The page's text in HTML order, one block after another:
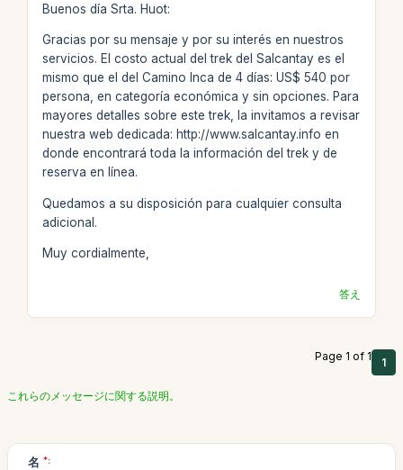
Buenos día Srta. Huot:
Gracias por su mensaje y por su interés en nuestros
servicios. El costo actual del trek del Salcantay es el
mismo que el del Camino Inca de 4 días: US$ 540 por
persona, en categoría económica y sin opciones. Para
mayores detalles sobre este trek, la invitamos a revisar
nuestra web dedicada: http://www.salcantay.info en
donde encontrará toda la información del trek y de
reserva en línea.
Quedamos a su disposición para cualquier consulta
adicional.
Muy cordialmente,
答え
Page 1 of 1 1
これらのメッセージに関する説明。
名 *: